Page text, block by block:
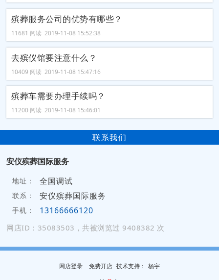
殡葬服务公司的优势有哪些？
11681 阅读 2019-11-08 15:52:38
去殡仪馆要注意什么？
10409 阅读 2019-11-08 15:47:16
殡葬车需要办理手续吗？
11200 阅读 2019-11-08 15:46:01
联系我们
安仪殡葬国际服务
地址： 全国调试
联系： 安仪殡葬国际服务
手机： 13166666120
网店ID：35083503，共被浏览过 9408382 次
网店登录 免费开店 技术支持 ： 杨宇